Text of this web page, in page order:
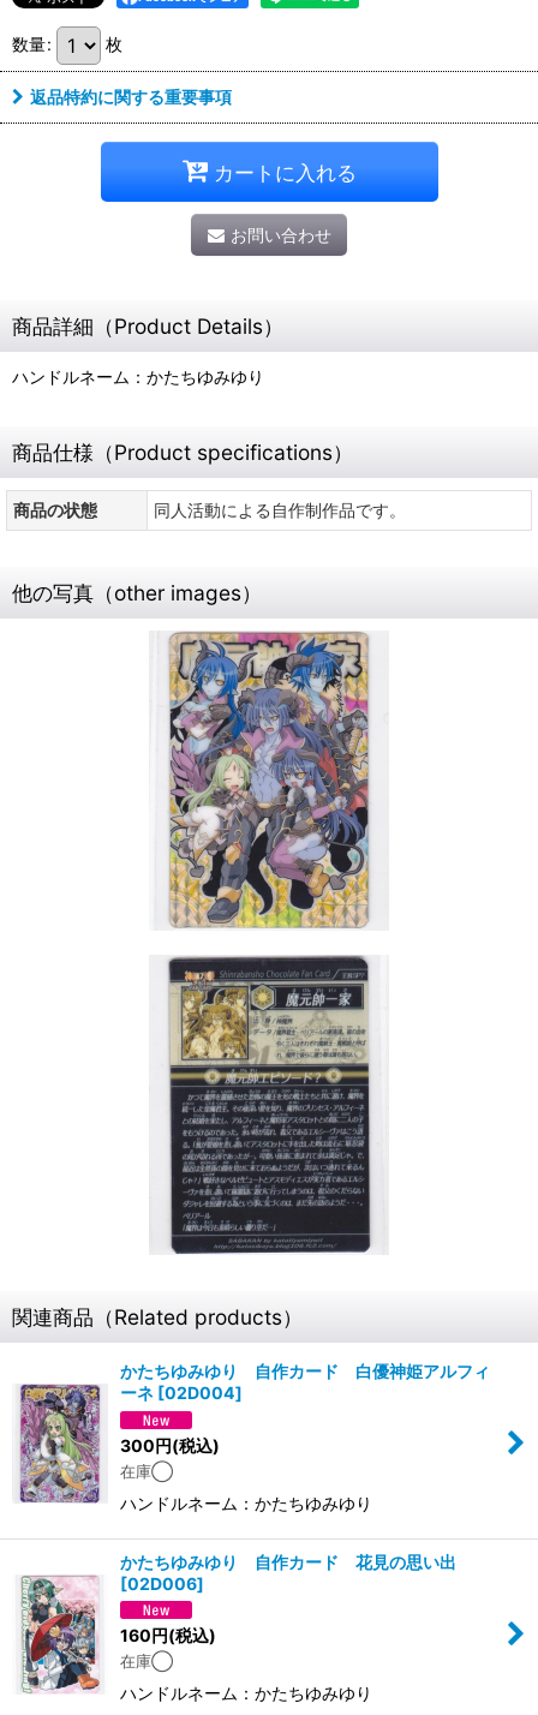
数量: 枚
返品特約に関する重要事項
カートに入れる
お問い合わせ
商品詳細（Product Details）
ハンドルネーム：かたちゆみゆり
商品仕様（Product specifications）
商品の状態 同人活動による自作制作品です。
他の写真（other images）
関連商品（Related products）
かたちゆみゆり 自作カード 白優神姫アルフィ
ーネ [02D004]
300円(税込)
在庫◯
ハンドルネーム：かたちゆみゆり
かたちゆみゆり 自作カード 花見の思い出
[02D006]
160円(税込)
在庫◯
ハンドルネーム：かたちゆみゆり